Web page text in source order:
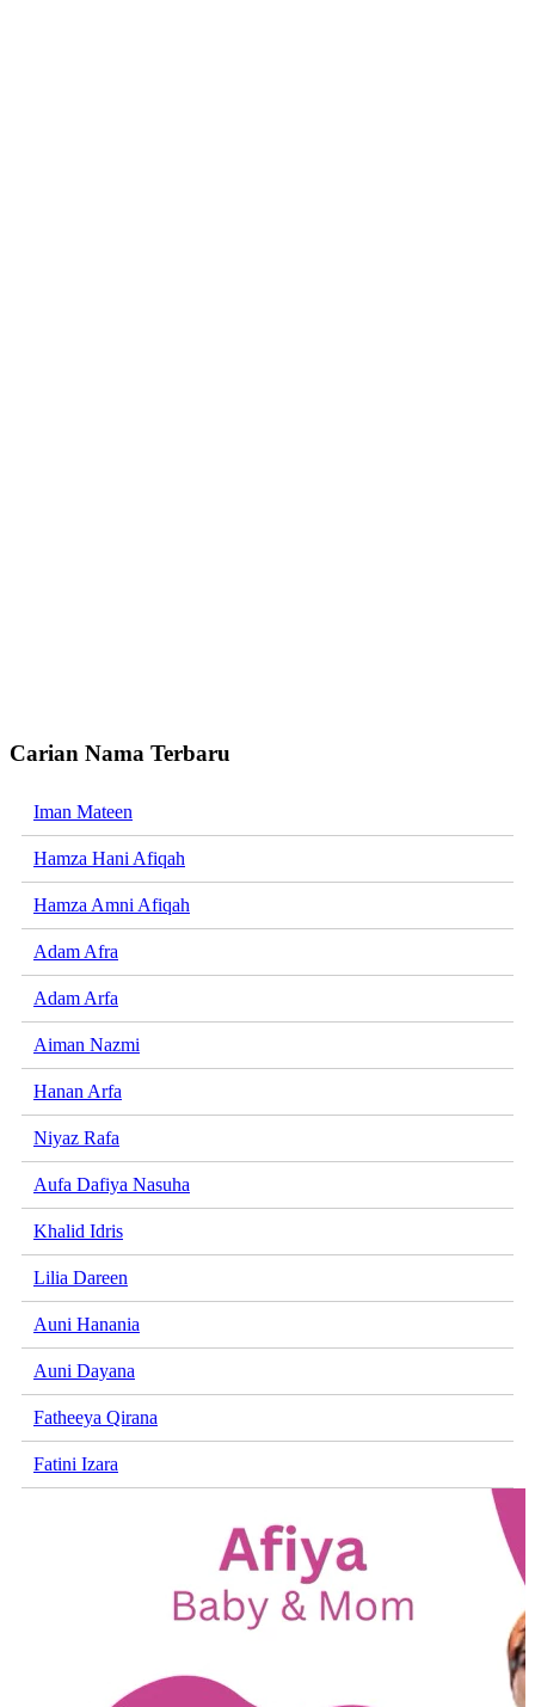
Carian Nama Terbaru
Iman Mateen
Hamza Hani Afiqah
Hamza Amni Afiqah
Adam Afra
Adam Arfa
Aiman Nazmi
Hanan Arfa
Niyaz Rafa
Aufa Dafiya Nasuha
Khalid Idris
Lilia Dareen
Auni Hanania
Auni Dayana
Fatheeya Qirana
Fatini Izara